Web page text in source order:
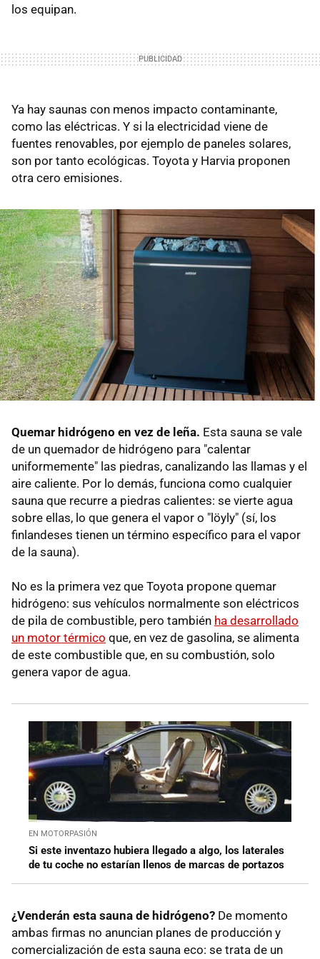
los equipan.
Ya hay saunas con menos impacto contaminante,
como las eléctricas. Y si la electricidad viene de
fuentes renovables, por ejemplo de paneles solares,
son por tanto ecológicas. Toyota y Harvia proponen
otra cero emisiones.
Quemar hidrógeno en vez de leña. Esta sauna se vale
de un quemador de hidrógeno para "calentar
uniformemente" las piedras, canalizando las llamas y el
aire caliente. Por lo demás, funciona como cualquier
sauna que recurre a piedras calientes: se vierte agua
sobre ellas, lo que genera el vapor o "löyly" (sí, los
finlandeses tienen un término específico para el vapor
de la sauna).
No es la primera vez que Toyota propone quemar
hidrógeno: sus vehículos normalmente son eléctricos
de pila de combustible, pero también ha desarrollado
un motor térmico que, en vez de gasolina, se alimenta
de este combustible que, en su combustión, solo
genera vapor de agua.
EN MOTORPASIÓN
Si este inventazo hubiera llegado a algo, los laterales
de tu coche no estarían llenos de marcas de portazos
¿Venderán esta sauna de hidrógeno? De momento
ambas firmas no anuncian planes de producción y
comercialización de esta sauna eco: se trata de un